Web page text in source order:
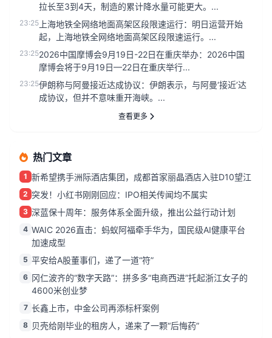
拉长至3到4天，制造的累计降水量可能更大。...
23:25 上海地铁全网络地面高架区段限速运行：明日运营开始
起，上海地铁全网络地面高架区段限速运行。...
23:252026中国摩博会9月19日-22日在重庆举办：2026中国
摩博会将于9月19日—22日在重庆举行...
23:25伊朗称与阿曼接近达成协议：伊朗表示，与阿曼‘接近’达
成协议，但并不意味重开海峡。...
查看更多
热门文章
1 新希望携手洲际酒店集团，成都首家丽晶酒店入驻D10望江
2 突发！小红书刚刚回应：IPO相关传闻均不属实
3 深蓝保十周年：服务体系全面升级，推出公益行动计划
4 WAIC 2026直击：蚂蚁阿福牵手华为，国民级AI健康平台
加速成型
5 平安给A股董事们，递了一道“符”
6 冈仁波齐的“数字天路”：拼多多“电商西进”托起浙江女子的
4600米创业梦
7 长鑫上市，中金公司再添标杆案例
8 贝壳给刚毕业的租房人，递来了一颗“后悔药”